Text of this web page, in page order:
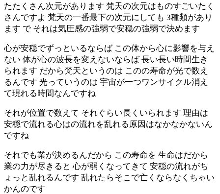
たたくさん次元があります 梵天の次元はものすごいたく
さんですよ 梵天の一番最下の次元にしても 3種類があり
ます で それは気圧感の強弱で安穏の強弱で決めます
心が安穏でずっといるならば この体から心に影響を与え
ない 体が心の波長を変えないならば 長い長い時間生き
られます だから梵天というのは このの寿命が光で数え
るんです 光っていうのは 宇宙が一つワンサイクル消え
て現れる時間なんですね
それが位置で数えて それぐらい長くいられます 理由は
安穏で流れる心はの流れを乱れる原因はなかなかないん
ですね
それでも業が決めるんだから この寿命を 生命はだから
業の力が尽きると 心が弱くなってきて 安穏の流れがち
ょっと乱れるんです 乱れたらそこで亡くならなくちゃい
かんのです